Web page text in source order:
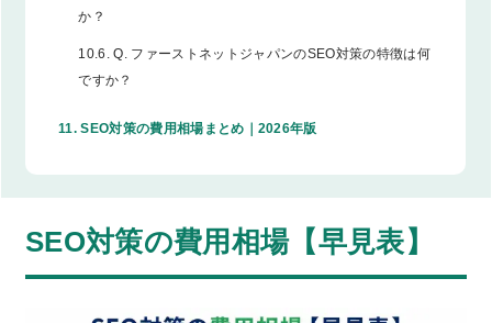
か？
10.6. Q. ファーストネットジャパンのSEO対策の特徴は何
ですか？
11.SEO対策の費用相場まとめ｜2026年版
SEO対策の費用相場【早見表】